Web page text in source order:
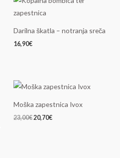
Darilna škatla – notranja sreča
16,90€
Moška zapestnica Ivox
23,00€
Izvirna
cena
bila:
23,00€.
20,70€
Trenutna
cena
20,70€.